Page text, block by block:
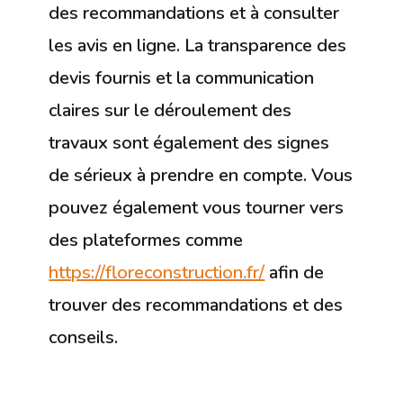
des recommandations et à consulter
les avis en ligne. La transparence des
devis fournis et la communication
claires sur le déroulement des
travaux sont également des signes
de sérieux à prendre en compte. Vous
pouvez également vous tourner vers
des plateformes comme
https://floreconstruction.fr/ afin de
trouver des recommandations et des
conseils.